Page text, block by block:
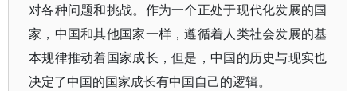
对各种问题和挑战。作为一个正处于现代化发展的国
家，中国和其他国家一样，遵循着人类社会发展的基
本规律推动着国家成长，但是，中国的历史与现实也
决定了中国的国家成长有中国自己的逻辑。